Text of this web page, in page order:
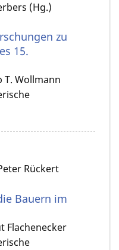
(Hg.)
zu
15.
T. Wollmann
Rückert
Bauern im
Flachenecker